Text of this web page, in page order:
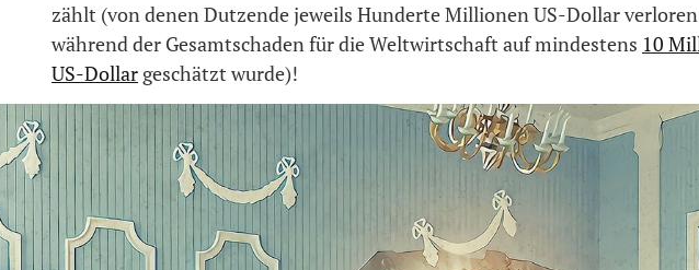
zählt (von denen Dutzende jeweils Hunderte Millionen US-Dollar
während der Gesamtschaden für die Weltwirtschaft auf mindestens 10
US-Dollar geschätzt wurde)!